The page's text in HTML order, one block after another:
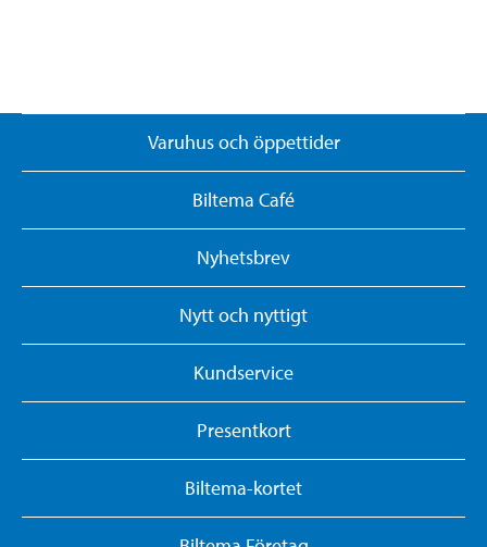
Varuhus och öppettider
Biltema Café
Nyhetsbrev
Nytt och nyttigt
Kundservice
Presentkort
Biltema-kortet